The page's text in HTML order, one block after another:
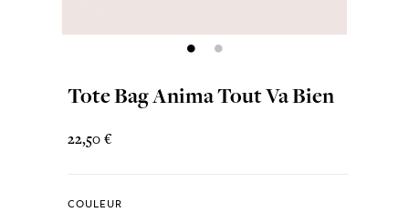
Tote Bag Anima Tout Va Bien
22,50 €
COULEUR